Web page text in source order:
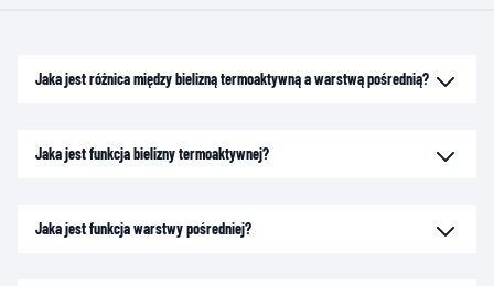
Jaka jest różnica między bielizną termoaktywną a warstwą pośrednią?
Jaka jest funkcja bielizny termoaktywnej?
Jaka jest funkcja warstwy pośredniej?